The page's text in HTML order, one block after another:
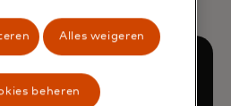
Alles weigeren
beheren